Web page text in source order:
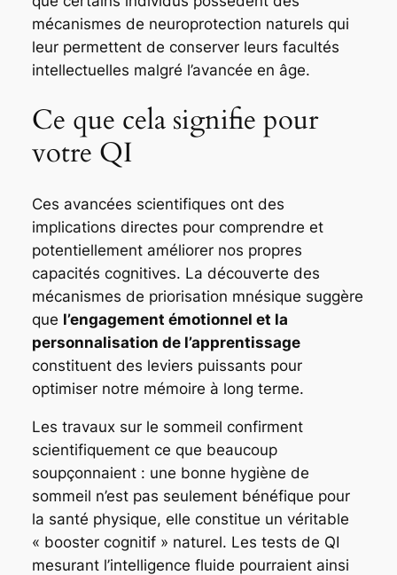
mécanismes de neuroprotection naturels qui
leur permettent de conserver leurs facultés
intellectuelles malgré l’avancée en âge.
Ce que cela signifie pour
votre QI
Ces avancées scientifiques ont des
implications directes pour comprendre et
potentiellement améliorer nos propres
capacités cognitives. La découverte des
mécanismes de priorisation mnésique suggère
que l’engagement émotionnel et la
personnalisation de l’apprentissage
constituent des leviers puissants pour
optimiser notre mémoire à long terme.
Les travaux sur le sommeil confirment
scientifiquement ce que beaucoup
soupçonnaient : une bonne hygiène de
sommeil n’est pas seulement bénéfique pour
la santé physique, elle constitue un véritable
« booster cognitif » naturel. Les tests de QI
mesurant l’intelligence fluide pourraient ainsi